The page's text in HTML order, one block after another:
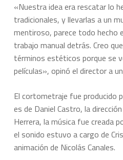
«Nuestra idea era rescatar lo
tradicionales, y llevarlas a un
mentiroso, parece todo hecho
trabajo manual detrás. Creo
términos estéticos porque se
películas», opinó el director a
El cortometraje fue producido
es de Daniel Castro, la
Herrera, la música fue creada
el sonido estuvo a cargo de
animación de Nicolás Canales.